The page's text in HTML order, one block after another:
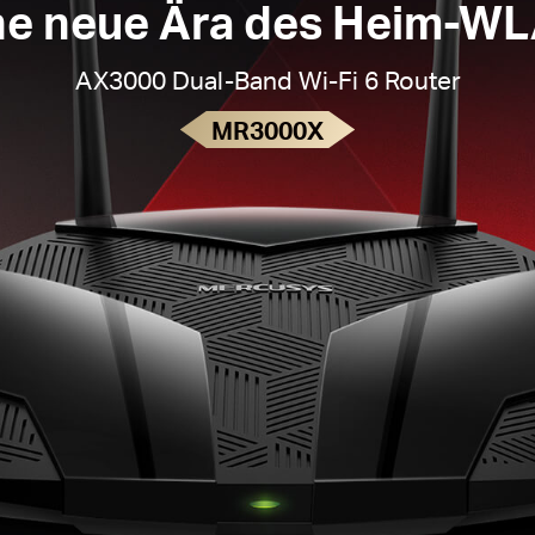
neue Ära des Heim-
AX3000 Dual-Band Wi-Fi 6 Router
MR3000X